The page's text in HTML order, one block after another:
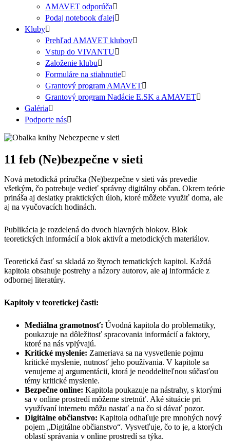
AMAVET odporúča
Podaj notebook ďalej
Kluby
Prehľad AMAVET klubov
Vstup do VIVANTU
Založenie klubu
Formuláre na stiahnutie
Grantový program AMAVET
Grantový program Nadácie E.SK a AMAVET
Galéria
Podporte nás
11 feb (Ne)bezpečne v sieti
Nová metodická príručka (Ne)bezpečne v sieti vás prevedie
všetkým, čo potrebuje vedieť správny digitálny občan. Okrem teórie
prináša aj desiatky praktických úloh, ktoré môžete využiť doma, ale
aj na vyučovacích hodinách.
Publikácia je rozdelená do dvoch hlavných blokov. Blok
teoretických informácií a blok aktivít a metodických materiálov.
Teoretická časť sa skladá zo štyroch tematických kapitol. Každá
kapitola obsahuje postrehy a názory autorov, ale aj informácie z
odbornej literatúry.
Kapitoly v teoretickej časti:
Mediálna gramotnosť: Úvodná kapitola do problematiky,
poukazuje na dôležitosť spracovania informácií a faktory,
ktoré na nás vplývajú.
Kritické myslenie: Zameriava sa na vysvetlenie pojmu
kritické myslenie, nutnosť jeho používania. V kapitole sa
venujeme aj argumentácii, ktorá je neoddeliteľnou súčasťou
témy kritické myslenie.
Bezpečne online: Kapitola poukazuje na nástrahy, s ktorými
sa v online prostredí môžeme stretnúť. Aké situácie pri
využívaní internetu môžu nastať a na čo si dávať pozor.
Digitálne občianstvo: Kapitola odhaľuje pre mnohých nový
pojem „Digitálne občianstvo“. Vysvetľuje, čo to je, a ktorých
oblastí správania v online prostredí sa týka.